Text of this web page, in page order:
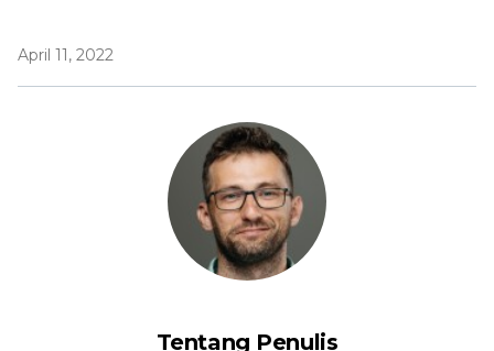
April 11, 2022
Tentang Penulis